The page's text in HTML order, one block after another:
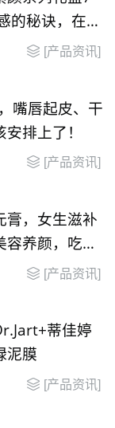
的秘诀，在这
[产品资讯]
嘴唇起皮、干
排上了！
[产品资讯]
膏，女生滋补
养颜，吃出
[产品资讯]
蒂佳婷
泥膜
[产品资讯]